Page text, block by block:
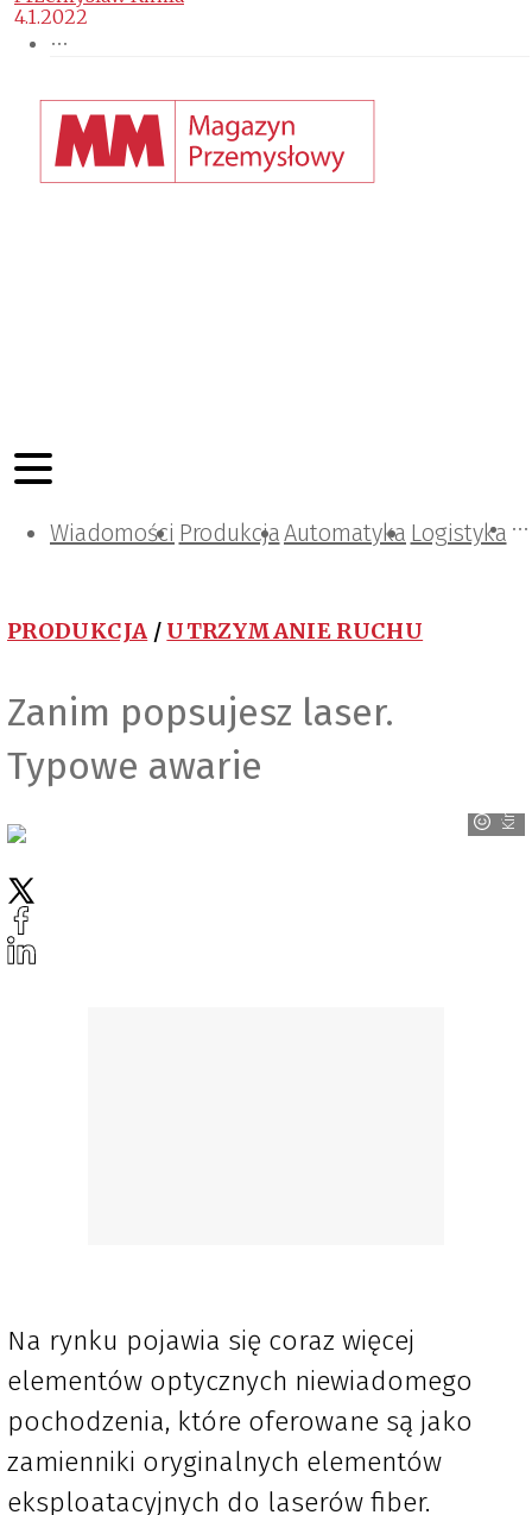
Wiadomości ProdukcjaAutomatyka Logistyka
Projektowanie i konstrukcje
Zarządzanie i IT
Tematy specjalne
PRODUKCJA / UTRZYMANIE RUCHU
Zanim popsujesz laser.
Typowe awarie
Kimla
4.1.2022
Na rynku pojawia się coraz więcej
elementów optycznych niewiadomego
pochodzenia, które oferowane są jako
zamienniki oryginalnych elementów
eksploatacyjnych do laserów fiber.